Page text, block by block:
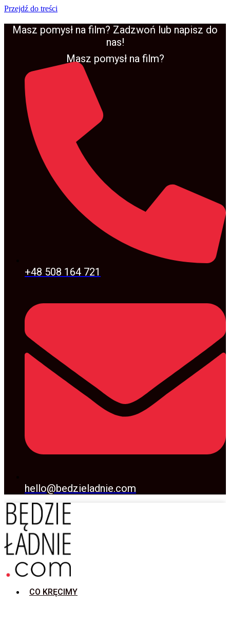
Przejdź do treści
Masz pomysł na film? Zadzwoń lub napisz do
nas!
Masz pomysł na film?
+48 508 164 721
hello@bedzieladnie.com
CO KRĘCIMY